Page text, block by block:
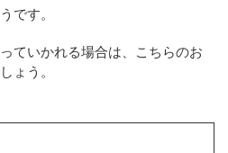
です。
ていかれる場合は、こちらのお
ょう。